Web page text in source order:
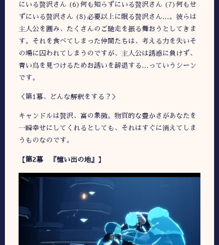
にいる贅沢さん (6)何も知らずにいる贅沢さん (7)何もせ
ずにいる贅沢さん (8)必要以上に眠る贅沢さん…。彼らは
主人公を囲み、たくさんのご馳走を振る舞おうとしてきま
す。それを食べてしまった仲間たちは、考える力を失いそ
の場に囚われてしまうのですが、主人公は誘惑に負けず、
青い鳥を見つけるためお誘いを辞退する…っていうシーン
です。
＜第1幕、どんな解釈をする？＞
キャンドルは贅沢、富の象徴。物質的な豊かさがあなたを
一瞬幸せにしてくれるとしても、それはすぐに消えてしま
うものなのです。
【第2幕 『憶い出の地』】